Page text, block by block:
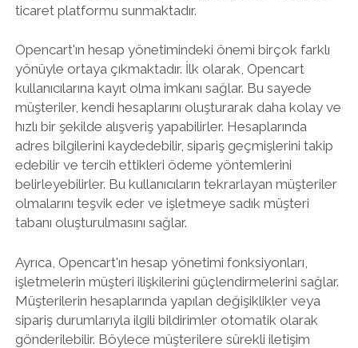
ticaret platformu sunmaktadır.
Opencart'ın hesap yönetimindeki önemi birçok farklı
yönüyle ortaya çıkmaktadır. İlk olarak, Opencart
kullanıcılarına kayıt olma imkanı sağlar. Bu sayede
müşteriler, kendi hesaplarını oluşturarak daha kolay ve
hızlı bir şekilde alışveriş yapabilirler. Hesaplarında
adres bilgilerini kaydedebilir, sipariş geçmişlerini takip
edebilir ve tercih ettikleri ödeme yöntemlerini
belirleyebilirler. Bu kullanıcıların tekrarlayan müşteriler
olmalarını teşvik eder ve işletmeye sadık müşteri
tabanı oluşturulmasını sağlar.
Ayrıca, Opencart'ın hesap yönetimi fonksiyonları,
işletmelerin müşteri ilişkilerini güçlendirmelerini sağlar.
Müşterilerin hesaplarında yapılan değişiklikler veya
sipariş durumlarıyla ilgili bildirimler otomatik olarak
gönderilebilir. Böylece müşterilere sürekli iletişim